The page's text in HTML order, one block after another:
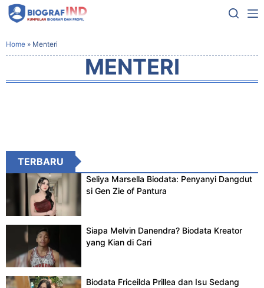
Home » Menteri
MENTERI
TERBARU
Seliya Marsella Biodata: Penyanyi Dangdut
si Gen Zie of Pantura
Siapa Melvin Danendra? Biodata Kreator
yang Kian di Cari
Biodata Friceilda Prillea dan Isu Sedang